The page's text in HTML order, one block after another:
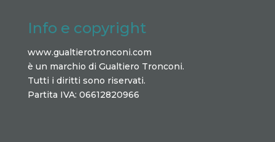
Info e copyright
www.gualtierotronconi.com
è un marchio di Gualtiero Tronconi.
Tutti i diritti sono riservati.
Partita IVA: 06612820966